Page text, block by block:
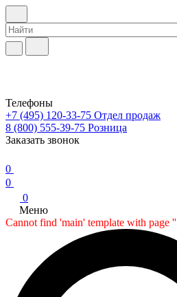
Телефоны
+7 (495) 120-33-75 Отдел продаж
8 (800) 555-39-75 Розница
Заказать звонок
0
0
0
Меню
Cannot find 'main' template with page ''